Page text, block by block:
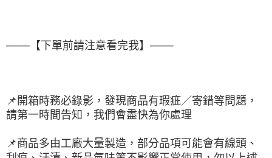
───【下單前請注意看完我】───
📌 開箱時務必錄影，發現商品有瑕疵／寄錯等問題，
請第一時間告知，我們會盡快為你處理
📌商品多由工廠大量製造，部分品項可能會有線頭、